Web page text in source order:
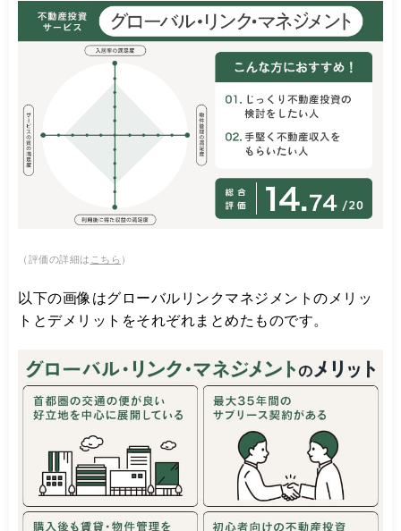
（評価の詳細は こちら ）
以下の画像はグローバルリンクマネジメントのメリッ
トとデメリットをそれぞれまとめたものです。